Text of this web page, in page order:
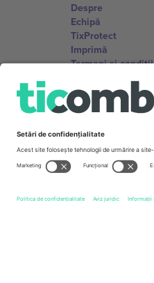
Despre
Echipă
TixProtect
Imprimă
Termeni și condiții
Program de afiliere